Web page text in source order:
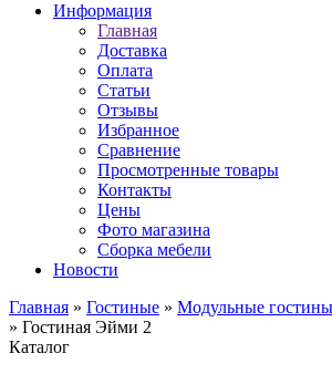
Информация
Главная
Доставка
Оплата
Статьи
Отзывы
Избранное
Сравнение
Просмотренные товары
Контакты
Цены
Фото магазина
Сборка мебели
Новости
Главная » Гостиные » Модульные
» Гостиная Эйми 2
Каталог